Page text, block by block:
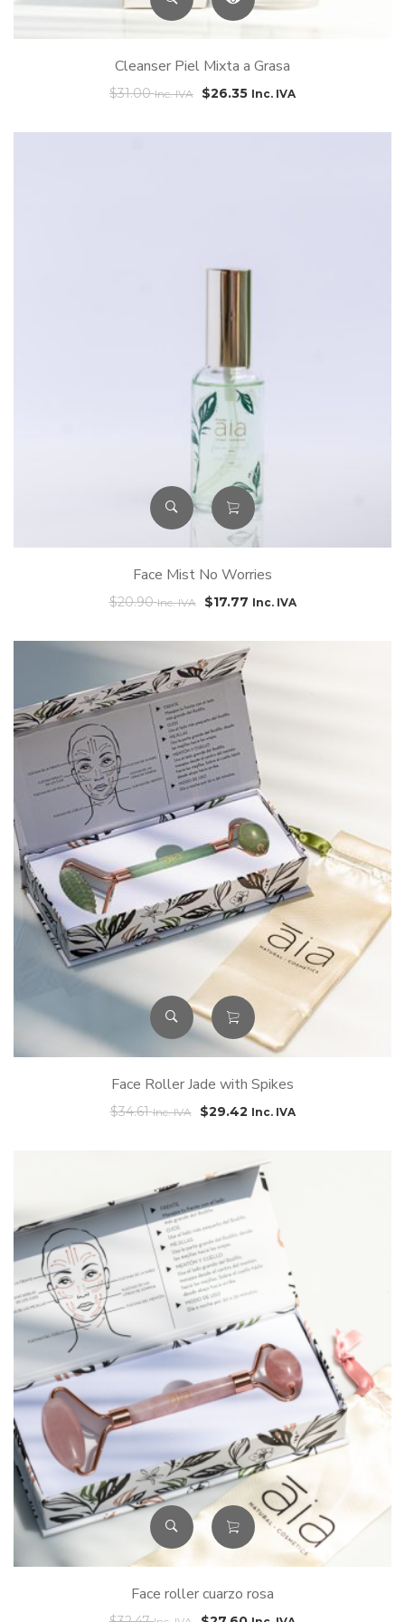
Cleanser Piel Mixta a Grasa
$31.00 Inc. IVA $26.35 Inc. IVA
Face Mist No Worries
$20.90 Inc. IVA $17.77 Inc. IVA
Face Roller Jade with Spikes
$34.61 Inc. IVA $29.42 Inc. IVA
Face roller cuarzo rosa